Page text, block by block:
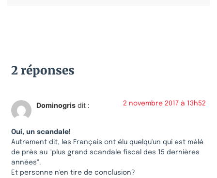
2 réponses
Dominogris dit : 2 novembre 2017 à 13h52
Oui, un scandale!
Autrement dit, les Français ont élu quelqu'un qui est mêlé
de près au "plus grand scandale fiscal des 15 dernières
années".
Et personne n'en tire de conclusion?